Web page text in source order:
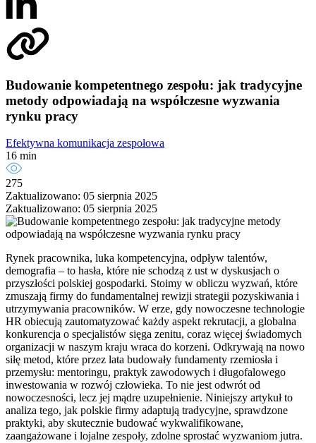
Budowanie kompetentnego zespołu: jak tradycyjne
metody odpowiadają na współczesne wyzwania
rynku pracy
Efektywna komunikacja zespołowa
16 min
275
Zaktualizowano: 05 sierpnia 2025
Zaktualizowano: 05 sierpnia 2025
Rynek pracownika, luka kompetencyjna, odpływ talentów,
demografia – to hasła, które nie schodzą z ust w dyskusjach o
przyszłości polskiej gospodarki. Stoimy w obliczu wyzwań, które
zmuszają firmy do fundamentalnej rewizji strategii pozyskiwania i
utrzymywania pracowników. W erze, gdy nowoczesne technologie
HR obiecują zautomatyzować każdy aspekt rekrutacji, a globalna
konkurencja o specjalistów sięga zenitu, coraz więcej świadomych
organizacji w naszym kraju wraca do korzeni. Odkrywają na nowo
siłę metod, które przez lata budowały fundamenty rzemiosła i
przemysłu: mentoringu, praktyk zawodowych i długofalowego
inwestowania w rozwój człowieka. To nie jest odwrót od
nowoczesności, lecz jej mądre uzupełnienie. Niniejszy artykuł to
analiza tego, jak polskie firmy adaptują tradycyjne, sprawdzone
praktyki, aby skutecznie budować wykwalifikowane,
zaangażowane i lojalne zespoły, zdolne sprostać wyzwaniom jutra.